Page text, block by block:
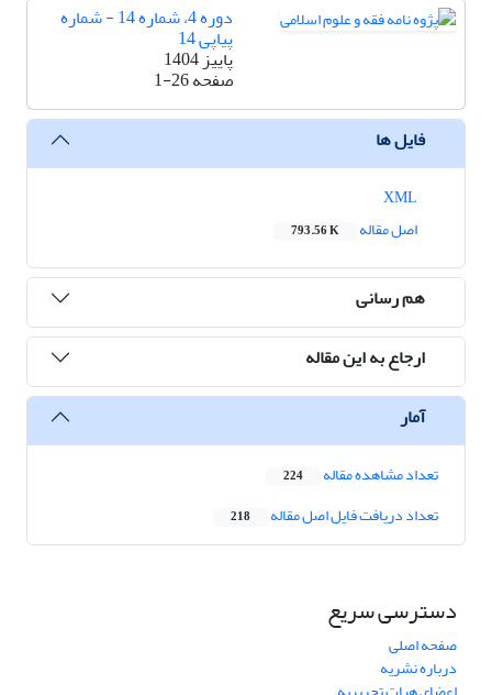
دوره 4، شماره 14 - شماره
پیاپی 14
پاییز 1404
صفحه1-26
فایل ها
اصل مقاله
793.56 K
هم رسانی
ارجاع به این مقاله
آمار
تعداد مشاهده مقاله 224
تعداد دریافت فایل اصل مقاله 218
دسترسی سریع
صفحه اصلی
درباره نشریه